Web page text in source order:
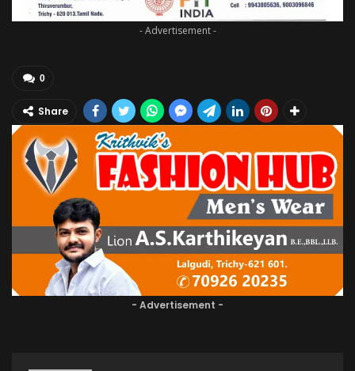
- Advertisement -
0
Share
- Advertisement -